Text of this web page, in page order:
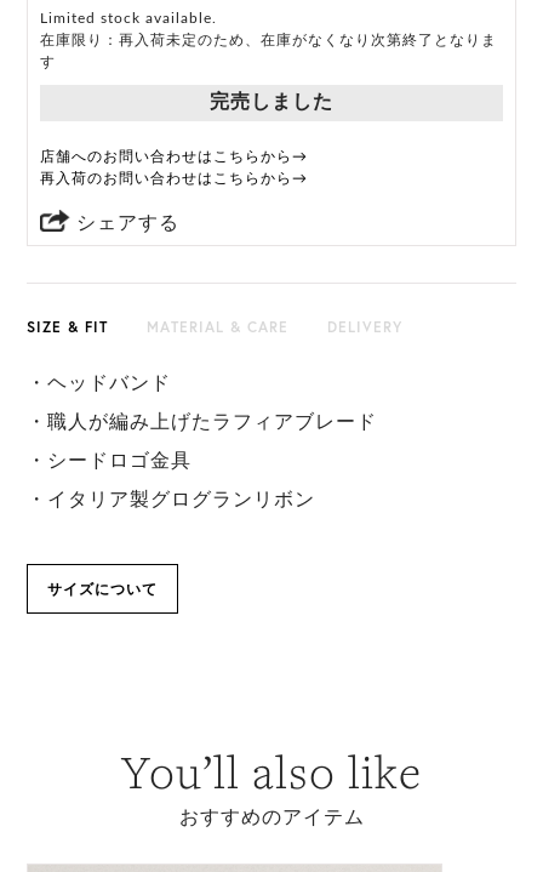
Limited stock available.
在庫限り：再入荷未定のため、在庫がなくなり次第終了となりま
す
完売しました
店舗へのお問い合わせはこちらから→
再入荷のお問い合わせはこちらから→
シェアする
SIZE & FIT MATERIAL & CARE DELIVERY
・ヘッドバンド
・職人が編み上げたラフィアブレード
・シードロゴ金具
・イタリア製グログランリボン
サイズについて
You’ll also like
おすすめのアイテム